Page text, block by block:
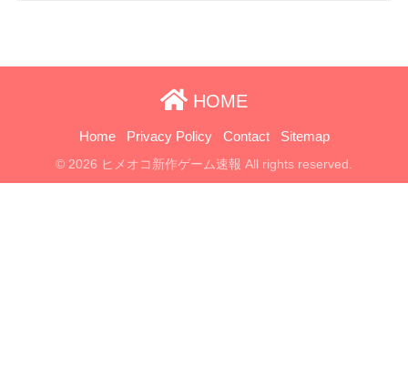
HOME
Home Privacy Policy Contact Sitemap
© 2026 ヒメオコ新作ゲーム速報 All rights reserved.